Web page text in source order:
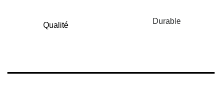
Qualité Durable